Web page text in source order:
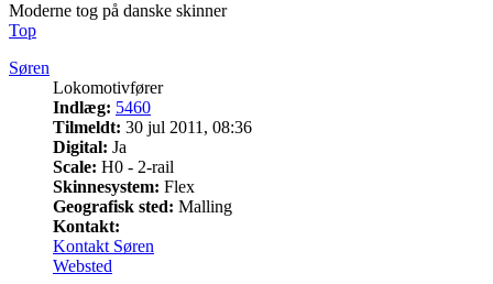
Moderne tog på danske skinner
Top
Søren
Lokomotivfører
Indlæg: 5460
Tilmeldt: 30 jul 2011, 08:36
Digital: Ja
Scale: H0 - 2-rail
Skinnesystem: Flex
Geografisk sted: Malling
Kontakt:
Kontakt Søren
Websted